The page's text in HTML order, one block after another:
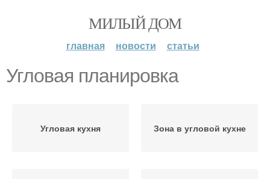
МИЛЫЙ ДОМ
главная новости статьи
Угловая планировка
Угловая кухня Зона в угловой кухне